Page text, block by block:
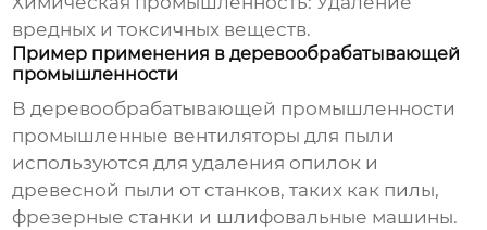
вредных и токсичных веществ.
Пример применения в деревообрабатывающей
промышленности
В деревообрабатывающей промышленности
промышленные вентиляторы для пыли
используются для удаления опилок и
древесной пыли от станков, таких как пилы,
фрезерные станки и шлифовальные машины.